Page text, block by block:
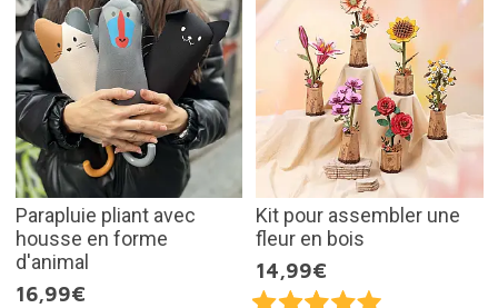
Parapluie pliant avec
housse en forme
d'animal
16,99€
Kit pour assembler une
fleur en bois
14,99€